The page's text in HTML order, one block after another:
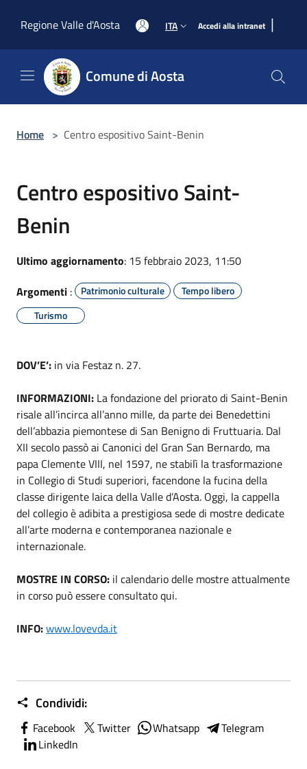
Regione Valle d'Aosta
ITA Accedi alla intranet |
Comune di Aosta
Home > Centro espositivo Saint-Benin
Centro espositivo Saint-
Benin
Ultimo aggiornamento: 15 febbraio 2023, 11:50
Argomenti : Patrimonio culturale
Tempo libero
Turismo
DOV’E’: in via Festaz n. 27.
INFORMAZIONI: La fondazione del priorato di Saint-Benin
risale all’incirca all’anno mille, da parte dei Benedettini
dell’abbazia piemontese di San Benigno di Fruttuaria. Dal
XII secolo passò ai Canonici del Gran San Bernardo, ma
papa Clemente VIII, nel 1597, ne stabilì la trasformazione
in Collegio di Studi superiori, facendone la fucina della
classe dirigente laica della Valle d’Aosta. Oggi, la cappella
del collegio è adibita a prestigiosa sede di mostre dedicate
all’arte moderna e contemporanea nazionale e
internazionale.
MOSTRE IN CORSO: il calendario delle mostre attualmente
in corso può essere consultato qui.
INFO:www.lovevda.it
Condividi:
Facebook Twitter Whatsapp
Telegram
LinkedIn